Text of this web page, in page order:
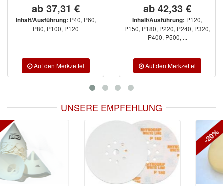
ab 37,31 €
Inhalt/Ausführung: P40, P60,
P80, P100, P120
ab 42,33 €
Inhalt/Ausführung: P120,
P150, P180, P220, P240, P320,
P400, P500, ...
UNSERE EMPFEHLUNG
-20%